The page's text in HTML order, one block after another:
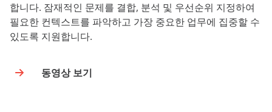
합니다. 잠재적인 문제를 결합, 분석 및 우선순위 지정하여
필요한 컨텍스트를 파악하고 가장 중요한 업무에 집중할 수
있도록 지원합니다.
동영상 보기